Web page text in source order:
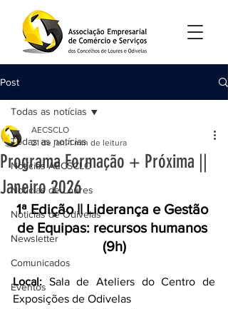
Post
Todas as notícias
Notícias AECSCLO
Noticias de Loures
Noticias de Odivelas
Newsletter
Comunicados
Eventos
Todas as notícias
Programa Formação + Próxima ||
Janeiro 2026
AECSCLO
21 de jan. 1 min de leitura
1ª Edição || Liderança e Gestão
de Equipas: recursos humanos
(9h)
Local: Sala de Ateliers do Centro de
Exposições de Odivelas